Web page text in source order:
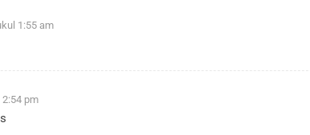
1:55 am
pm